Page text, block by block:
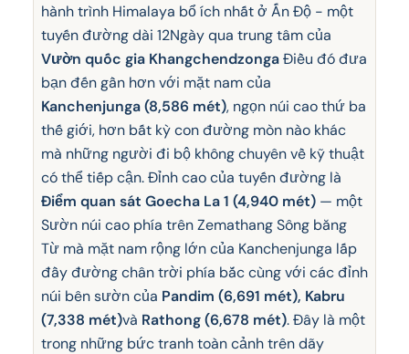
hành trình Himalaya bổ ích nhất ở Ấn Độ - một
tuyến đường dài 12Ngày qua trung tâm của
Vườn quốc gia KhangchendzongaĐiều đó đưa
bạn đến gần hơn với mặt nam của
Kanchenjunga (8,586 mét), ngọn núi cao thứ ba
thế giới, hơn bất kỳ con đường mòn nào khác
mà những người đi bộ không chuyên về kỹ thuật
có thể tiếp cận. Đỉnh cao của tuyến đường là
Điểm quan sát Goecha La 1 (4,940 mét)— một
Sườn núi cao phía trên Zemathang Sông băng
Từ mà mặt nam rộng lớn của Kanchenjunga lấp
đầy đường chân trời phía bắc cùng với các đỉnh
núi bên sườn của Pandim (6,691 mét), Kabru
(7,338 mét)và Rathong (6,678 mét). Đây là một
trong những bức tranh toàn cảnh trên dãy